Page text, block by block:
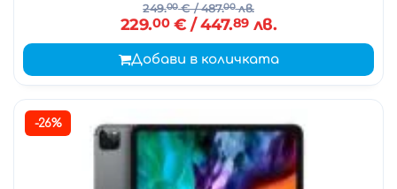
249.00€/ 487.00лв.
229.00€ / 447.89лв.
Добави в количката
-26%